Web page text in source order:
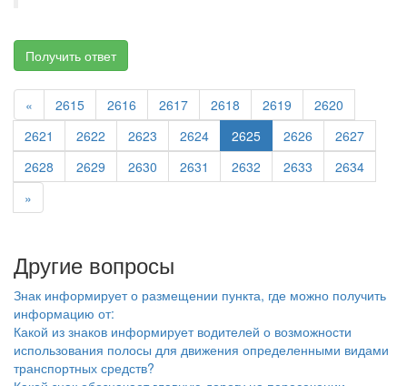
Получить ответ
« 2615 2616 2617 2618 2619
2620
2621
2622 2623 2624 2625 2626
2627
2628
2629 2630 2631 2632 2633
2634
»
Другие вопросы
Знак информирует о размещении пункта, где можно получить
информацию от:
Какой из знаков информирует водителей о возможности
использования полосы для движения определенными видами
транспортных средств?